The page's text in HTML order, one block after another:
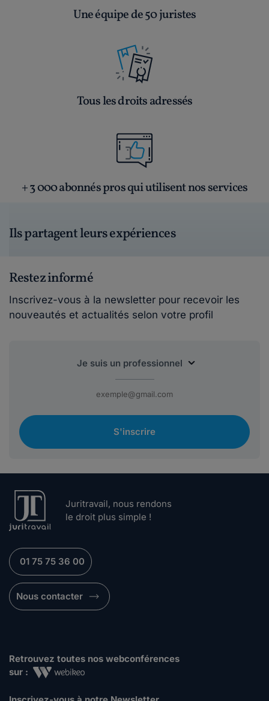
Une équipe de 50 juristes
Tous les droits adressés
+ 3 000 abonnés pros qui utilisent nos services
Ils partagent leurs expériences
Restez informé
Inscrivez-vous à la newsletter pour recevoir les
nouveautés et actualités selon votre profil
S'inscrire
Juritravail, nous rendons
le droit plus simple !
01 75 75 36 00
Nous contacter
Retrouvez toutes nos webconférences
sur :